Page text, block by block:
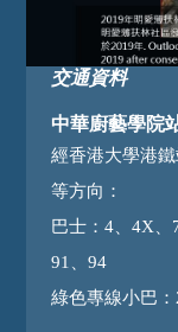
交通資料
中華廚藝學院
經香港大學港
等方向：
巴士：4、4X、
91、94
綠色專線小巴：